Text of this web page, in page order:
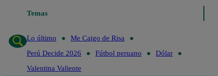
Temas
Lo último
Lo último
Me Caigo de Risa
Perú Decide 2026
Fútbol peruano
Dólar
Valentina Valiente